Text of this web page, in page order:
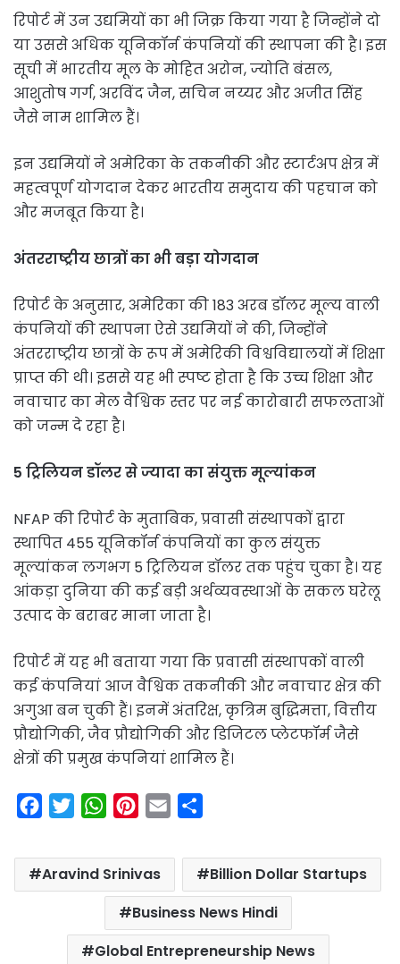
रिपोर्ट में उन उद्यमियों का भी जिक्र किया गया है जिन्होंने दो
या उससे अधिक यूनिकॉर्न कंपनियों की स्थापना की है। इस
सूची में भारतीय मूल के मोहित अरोन, ज्योति बंसल,
आशुतोष गर्ग, अरविंद जैन, सचिन नय्यर और अजीत सिंह
जैसे नाम शामिल हैं।
इन उद्यमियों ने अमेरिका के तकनीकी और स्टार्टअप क्षेत्र में
महत्वपूर्ण योगदान देकर भारतीय समुदाय की पहचान को
और मजबूत किया है।
अंतरराष्ट्रीय छात्रों का भी बड़ा योगदान
रिपोर्ट के अनुसार, अमेरिका की 183 अरब डॉलर मूल्य वाली
कंपनियों की स्थापना ऐसे उद्यमियों ने की, जिन्होंने
अंतरराष्ट्रीय छात्रों के रूप में अमेरिकी विश्वविद्यालयों में शिक्षा
प्राप्त की थी। इससे यह भी स्पष्ट होता है कि उच्च शिक्षा और
नवाचार का मेल वैश्विक स्तर पर नई कारोबारी सफलताओं
को जन्म दे रहा है।
5 ट्रिलियन डॉलर से ज्यादा का संयुक्त मूल्यांकन
NFAP की रिपोर्ट के मुताबिक, प्रवासी संस्थापकों द्वारा
स्थापित 455 यूनिकॉर्न कंपनियों का कुल संयुक्त
मूल्यांकन लगभग 5 ट्रिलियन डॉलर तक पहुंच चुका है। यह
आंकड़ा दुनिया की कई बड़ी अर्थव्यवस्थाओं के सकल घरेलू
उत्पाद के बराबर माना जाता है।
रिपोर्ट में यह भी बताया गया कि प्रवासी संस्थापकों वाली
कई कंपनियां आज वैश्विक तकनीकी और नवाचार क्षेत्र की
अगुआ बन चुकी हैं। इनमें अंतरिक्ष, कृत्रिम बुद्धिमत्ता, वित्तीय
प्रौद्योगिकी, जैव प्रौद्योगिकी और डिजिटल प्लेटफॉर्म जैसे
क्षेत्रों की प्रमुख कंपनियां शामिल हैं।
c
e
i
t
e
W
a
t
A
p
n
t
e
r
e
a
l
a
r
e
Aravind Srinivas
Billion Dollar Startups
Business News Hindi
Global Entrepreneurship News